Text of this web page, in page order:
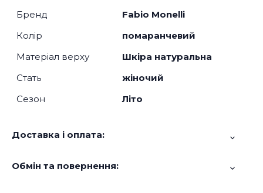
Бренд
Fabio Monelli
Колір
помаранчевий
Матеріал верху
Шкіра натуральна
Стать
жіночий
Сезон
Літо
Доставка і оплата:
Обмін та повернення: